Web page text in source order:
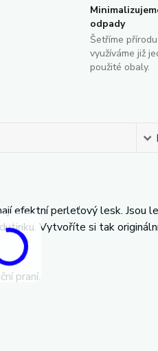
odpady
Šetříme
využíváme již
použité obaly.
efektní perleťový lesk. Jsou
Vytvoříte si tak
praní.